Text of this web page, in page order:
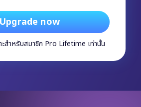
now
ะสำหรับสมาชิก Pro Lifetime เท่านั้น